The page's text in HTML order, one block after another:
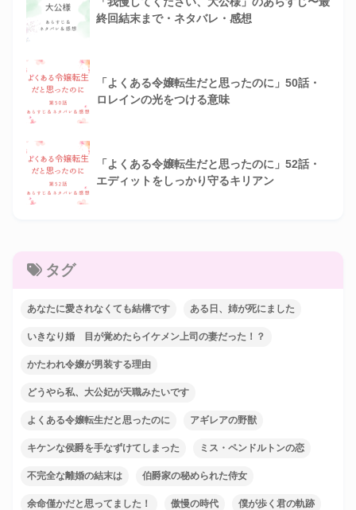
終回結末まで・ネタバレ・感想
「よくある令嬢転生だと思ったのに」50話・
ロレインの光をつける意味
「よくある令嬢転生だと思ったのに」52話・
エディットをしっかり守るキリアン
タグ
あなたに愛されなくても結構です ある日、姉が死にました
いきなり婚 目が覚めたらイケメン上司の妻だった！？
かたわれ令嬢が男装する理由
どうやら私、大公妃が天職みたいです
よくある令嬢転生だと思ったのに アギレアの野獣
キケンな侯爵を手なずけてしまった ミス・ペンドルトンの恋
不完全な離婚の結末は 伯爵家の秘められた侍女
余命僅かだと思ってました！ 傲慢の時代 僕が歩く君の軌跡